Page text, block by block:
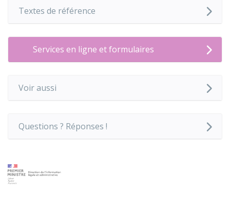
Textes de référence
Services en ligne et formulaires
Voir aussi
Questions ? Réponses !